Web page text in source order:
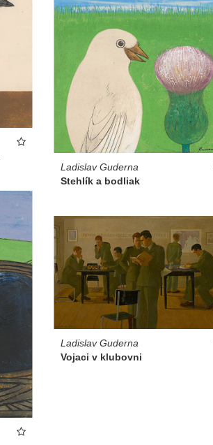
Ladislav Guderna
Stehlík a bodliak
Ladislav Guderna
Vojaci v klubovni